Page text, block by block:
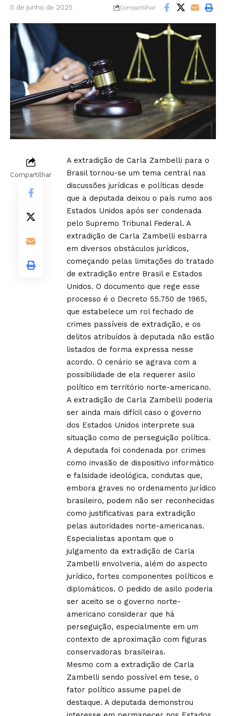
5 de junho de 2025 Compartilhar
Compartilhar
A extradição de Carla Zambelli para o
Brasil tornou-se um tema central nas
discussões jurídicas e políticas desde
que a deputada deixou o país rumo aos
Estados Unidos após ser condenada
pelo Supremo Tribunal Federal. A
extradição de Carla Zambelli esbarra
em diversos obstáculos jurídicos,
começando pelas limitações do tratado
de extradição entre Brasil e Estados
Unidos. O documento que rege esse
processo é o Decreto 55.750 de 1965,
que estabelece um rol fechado de
crimes passíveis de extradição, e os
delitos atribuídos à deputada não estão
listados de forma expressa nesse
acordo. O cenário se agrava com a
possibilidade de ela requerer asilo
político em território norte-americano.
A extradição de Carla Zambelli poderia
ser ainda mais difícil caso o governo
dos Estados Unidos interprete sua
situação como de perseguição política.
A deputada foi condenada por crimes
como invasão de dispositivo informático
e falsidade ideológica, condutas que,
embora graves no ordenamento jurídico
brasileiro, podem não ser reconhecidas
como justificativas para extradição
pelas autoridades norte-americanas.
Especialistas apontam que o
julgamento da extradição de Carla
Zambelli envolveria, além do aspecto
jurídico, fortes componentes políticos e
diplomáticos. O pedido de asilo poderia
ser aceito se o governo norte-
americano considerar que há
perseguição, especialmente em um
contexto de aproximação com figuras
conservadoras brasileiras.
Mesmo com a extradição de Carla
Zambelli sendo possível em tese, o
fator político assume papel de
destaque. A deputada demonstrou